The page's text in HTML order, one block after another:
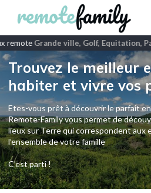
remoteGrande ville, Golf, Equitation,
Trouvez le meilleur
habiter et vivre vos
Etes-vous prêt à découvrir le parfait
Remote-Family vous permet de
lieux sur Terre qui correspondent aux
l’ensemble de votre famille
C'est parti !